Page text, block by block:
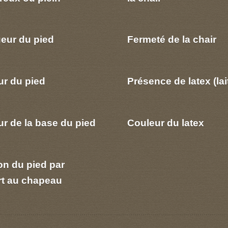
du pied
du pied
de la base du pied
du pied par
au chapeau
Fermeté de la chair
Présence de latex
Couleur du latex